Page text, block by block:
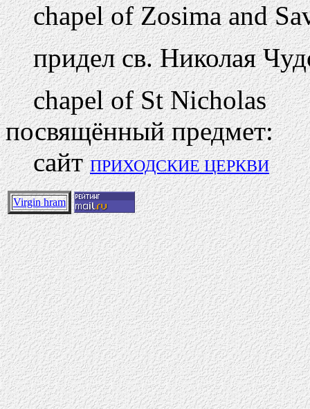
chapel of Zosima and
придел св. Николая
chapel of St Nicholas
посвящённый предмет:
сайтПРИХОДСКИЕ ЦЕРКВИ
Virgin hram